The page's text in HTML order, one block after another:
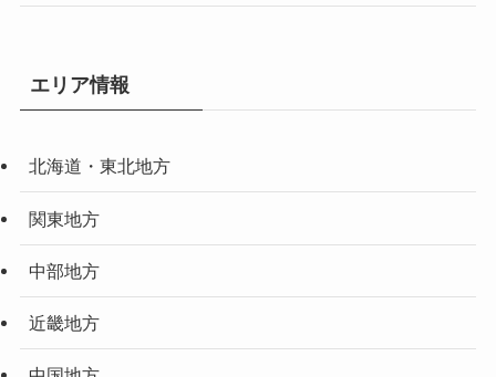
エリア情報
北海道・東北地方
関東地方
中部地方
近畿地方